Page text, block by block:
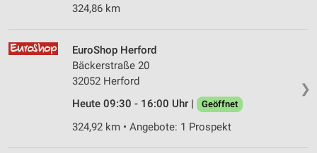
324,86 km
❯
EuroShop Herford
Bäckerstraße 20
32052 Herford
Heute 09:30 - 16:00 Uhr |
Geöffnet
324,92 km • Angebote: 1 Prospekt